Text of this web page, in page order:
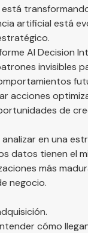
está
artificial está
AI Decision
invisibles
acciones
de
en una
datos tienen el
más
negocio.
cómo